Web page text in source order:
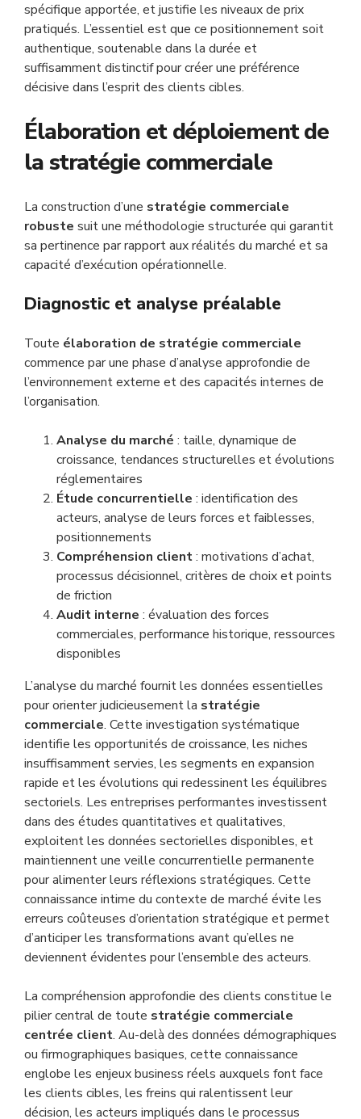
spécifique apportée, et justifie les niveaux de prix
pratiqués. L’essentiel est que ce positionnement soit
authentique, soutenable dans la durée et
suffisamment distinctif pour créer une préférence
décisive dans l’esprit des clients cibles.
Élaboration et déploiement de
la stratégie commerciale
La construction d’une stratégie commerciale
robuste suit une méthodologie structurée qui garantit
sa pertinence par rapport aux réalités du marché et sa
capacité d’exécution opérationnelle.
Diagnostic et analyse préalable
Toute élaboration de stratégie commerciale
commence par une phase d’analyse approfondie de
l’environnement externe et des capacités internes de
l’organisation.
Analyse du marché : taille, dynamique de
croissance, tendances structurelles et évolutions
réglementaires
Étude concurrentielle : identification des
acteurs, analyse de leurs forces et faiblesses,
positionnements
Compréhension client: motivations d’achat,
processus décisionnel, critères de choix et points
de friction
Audit interne : évaluation des forces
commerciales, performance historique, ressources
disponibles
L’analyse du marché fournit les données essentielles
pour orienter judicieusement la stratégie
commerciale. Cette investigation systématique
identifie les opportunités de croissance, les niches
insuffisamment servies, les segments en expansion
rapide et les évolutions qui redessinent les équilibres
sectoriels. Les entreprises performantes investissent
dans des études quantitatives et qualitatives,
exploitent les données sectorielles disponibles, et
maintiennent une veille concurrentielle permanente
pour alimenter leurs réflexions stratégiques. Cette
connaissance intime du contexte de marché évite les
erreurs coûteuses d’orientation stratégique et permet
d’anticiper les transformations avant qu’elles ne
deviennent évidentes pour l’ensemble des acteurs.
La compréhension approfondie des clients constitue le
pilier central de toute stratégie commerciale
centrée client. Au-delà des données démographiques
ou firmographiques basiques, cette connaissance
englobe les enjeux business réels auxquels font face
les clients cibles, les freins qui ralentissent leur
décision, les acteurs impliqués dans le processus